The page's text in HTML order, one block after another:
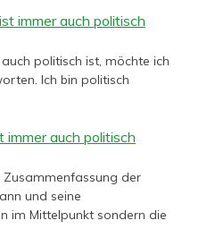
immer auch politisch
politisch ist, möchte ich
Ich bin politisch
immer auch politisch
der
und seine
im Mittelpunkt sondern die